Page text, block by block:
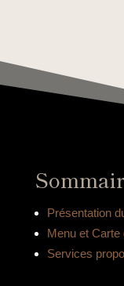
Présentation
Menu et Carte
Services